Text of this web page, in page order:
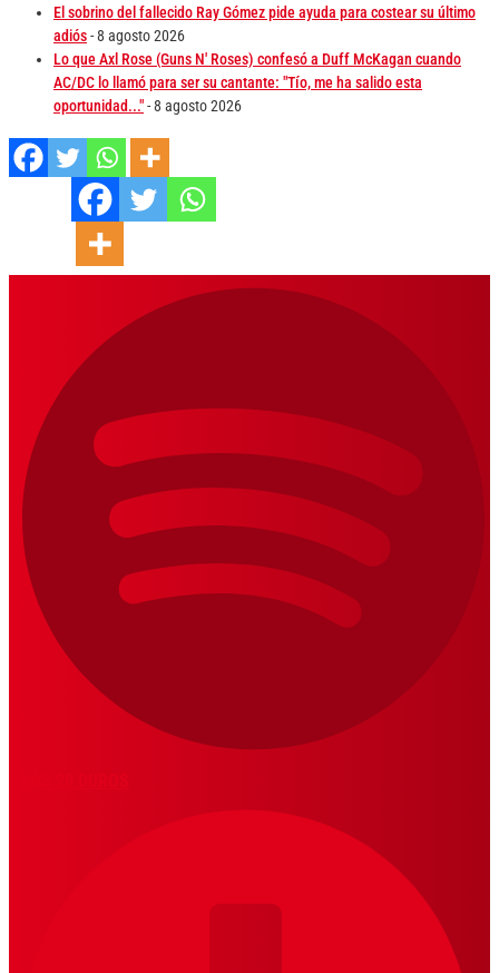
El sobrino del fallecido Ray Gómez pide ayuda para costear su último
adiós- 8 agosto 2026
Lo que Axl Rose (Guns N' Roses) confesó a Duff McKagan cuando
AC/DC lo llamó para ser su cantante: "Tío, me ha salido esta
oportunidad..."- 8 agosto 2026